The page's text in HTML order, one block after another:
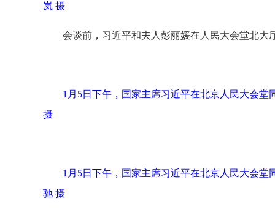
岚 摄
会谈前，习近平和夫人彭丽媛在人民大会堂北大
1月5日下午，国家主席习近平在北京人民大会
摄
1月5日下午，国家主席习近平在北京人民大会
驰 摄